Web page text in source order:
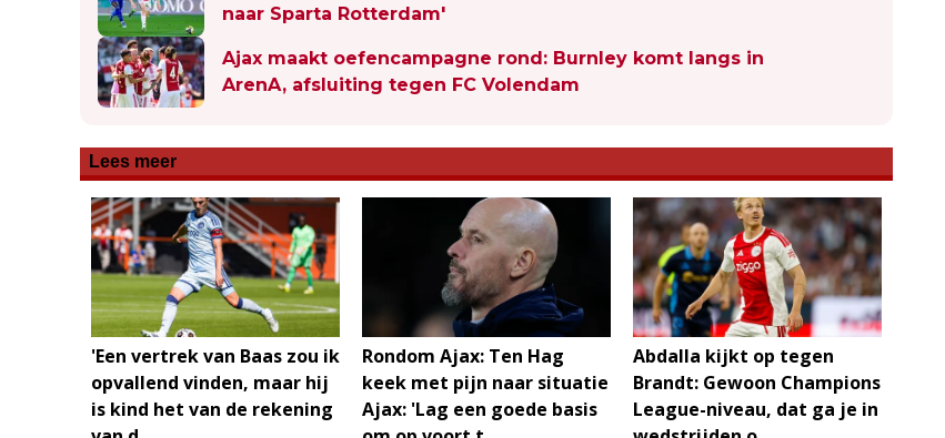
naar Sparta Rotterdam'
Ajax maakt oefencampagne rond: Burnley komt langs in
ArenA, afsluiting tegen FC Volendam